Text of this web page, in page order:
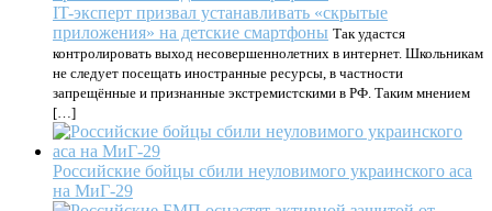
IT-эксперт призвал устанавливать «скрытые
приложения» на детские смартфоны Так удастся
контролировать выход несовершеннолетних в интернет. Школьникам
не следует посещать иностранные ресурсы, в частности
запрещённые и признанные экстремистскими в РФ. Таким мнением
[…]
Российские бойцы сбили неуловимого украинского аса
на МиГ-29